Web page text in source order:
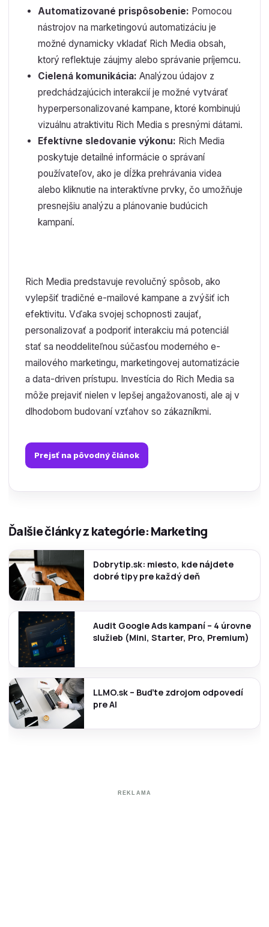
Automatizované prispôsobenie: Pomocou
nástrojov na marketingovú automatizáciu je
možné dynamicky vkladať Rich Media obsah,
ktorý reflektuje záujmy alebo správanie príjemcu.
Cielená komunikácia: Analýzou údajov z
predchádzajúcich interakcií je možné vytvárať
hyperpersonalizované kampane, ktoré kombinujú
vizuálnu atraktivitu Rich Media s presnými dátami.
Efektívne sledovanie výkonu: Rich Media
poskytuje detailné informácie o správaní
používateľov, ako je dĺžka prehrávania videa
alebo kliknutie na interaktívne prvky, čo umožňuje
presnejšiu analýzu a plánovanie budúcich
kampaní.
Rich Media predstavuje revolučný spôsob, ako
vylepšiť tradičné e-mailové kampane a zvýšiť ich
efektivitu. Vďaka svojej schopnosti zaujať,
personalizovať a podporiť interakciu má potenciál
stať sa neoddeliteľnou súčasťou moderného e-
mailového marketingu, marketingovej automatizácie
a data-driven prístupu. Investícia do Rich Media sa
môže prejaviť nielen v lepšej angažovanosti, ale aj v
dlhodobom budovaní vzťahov so zákazníkmi.
Prejsť na pôvodný článok
Ďalšie články z kategórie: Marketing
Dobrytip.sk: miesto, kde nájdete
dobré tipy pre každý deň
Audit Google Ads kampaní – 4 úrovne
služieb (Mini, Starter, Pro, Premium)
LLMO.sk – Buďte zdrojom odpovedí
pre AI
REKLAMA